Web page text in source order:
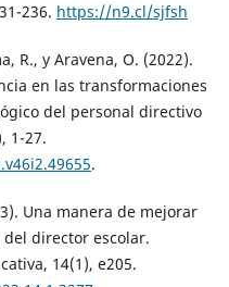
236. https://n9.cl/sjfsh
R., y Aravena, O. (2022).
en las transformaciones
del personal directivo
1-27.
.
Una manera de mejorar
director escolar.
14(1), e205.